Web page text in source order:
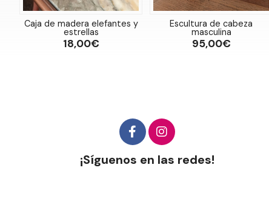
Caja de madera elefantes y
estrellas
18,00€
Escultura de cabeza
masculina
95,00€
¡Síguenos en las redes!